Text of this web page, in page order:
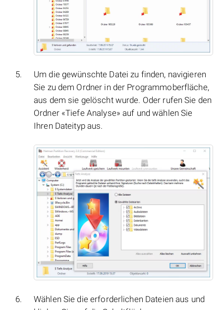
Um die gewünschte Datei zu finden, navigieren
Sie zu dem Ordner in der Programmoberfläche,
aus dem sie gelöscht wurde. Oder rufen Sie den
Ordner «Tiefe Analyse» auf und wählen Sie
Ihren Dateityp aus.
Wählen Sie die erforderlichen Dateien aus und